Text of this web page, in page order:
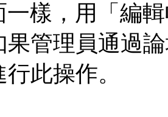
樣，用「編
果管理員通過
此操作。